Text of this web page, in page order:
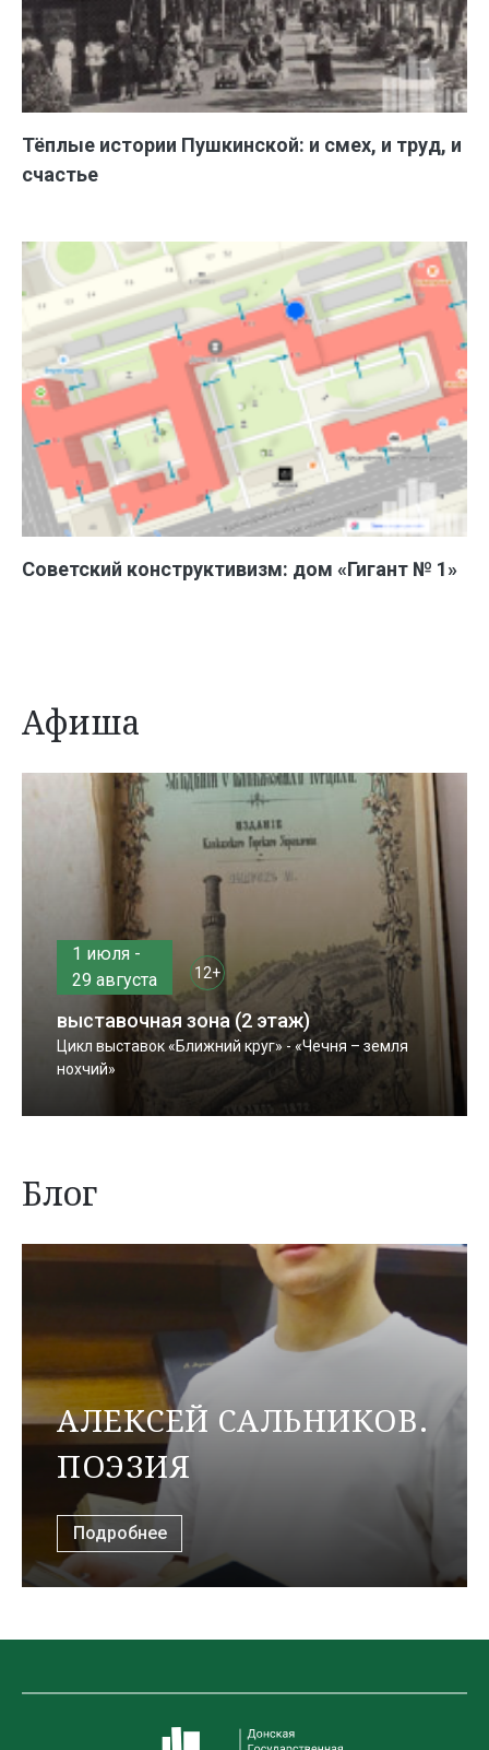
Тёплые истории Пушкинской: и смех, и труд, и
счастье
Советский конструктивизм: дом «Гигант № 1»
Афиша
1 июля -
29 августа
12+
выставочная зона (2 этаж)
Цикл выставок «Ближний круг» - «Чечня – земля
нохчий»
Блог
АЛЕКСЕЙ САЛЬНИКОВ.
ПОЭЗИЯ
Подробнее